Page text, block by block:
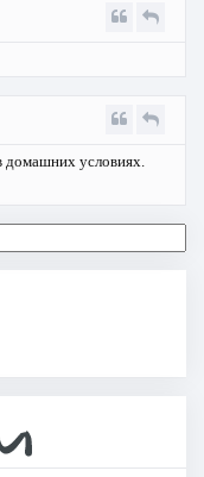
условиях.